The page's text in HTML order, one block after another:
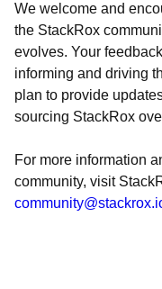
We welcome and
the StackRox
evolves. Your
informing and driving
plan to provide
sourcing StackRox
For more information
community, visit